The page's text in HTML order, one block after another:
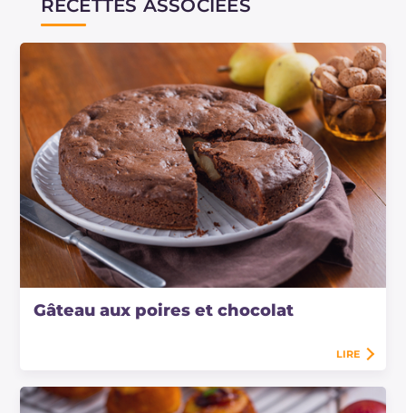
RECETTES ASSOCIÉES
Gâteau aux poires et chocolat
LIRE